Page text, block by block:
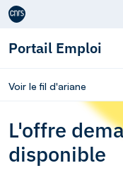
Aller au contenu
Portail Emploi
Voir le fil d'ariane
L'offre
disponible